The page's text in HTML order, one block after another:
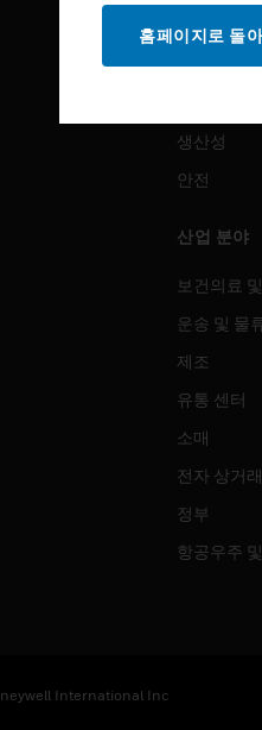
생산성
안전
산업 분야
보건의료
운송 및 물류
제조
유통 센터
소매
전자 상거래
정부
항공우주
International Inc
홈페이지로 돌